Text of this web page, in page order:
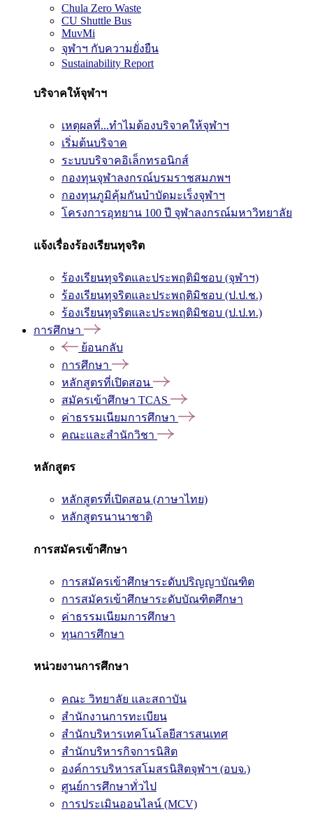
Chula Zero Waste
CU Shuttle Bus
MuvMi
จุฬาฯ กับความยั่งยืน
Sustainability Report
บริจาคให้จุฬาฯ
เหตุผลที่...ทำไมต้องบริจาคให้จุฬาฯ
เริ่มต้นบริจาค
ระบบบริจาคอิเล็กทรอนิกส์
กองทุนจุฬาลงกรณ์บรมราชสมภพฯ
กองทุนภูมิคุ้มกันบำบัดมะเร็งจุฬาฯ
โครงการอุทยาน 100 ปี จุฬาลงกรณ์มหาวิทยาลัย
แจ้งเรื่องร้องเรียนทุจริต
ร้องเรียนทุจริตและประพฤติมิชอบ (จุฬาฯ)
ร้องเรียนทุจริตและประพฤติมิชอบ (ป.ป.ช.)
ร้องเรียนทุจริตและประพฤติมิชอบ (ป.ป.ท.)
การศึกษา
ย้อนกลับ
การศึกษา
หลักสูตรที่เปิดสอน
สมัครเข้าศึกษา TCAS
ค่าธรรมเนียมการศึกษา
คณะและสำนักวิชา
หลักสูตร
หลักสูตรที่เปิดสอน (ภาษาไทย)
หลักสูตรนานาชาติ
การสมัครเข้าศึกษา
การสมัครเข้าศึกษาระดับปริญญาบัณฑิต
การสมัครเข้าศึกษาระดับบัณฑิตศึกษา
ค่าธรรมเนียมการศึกษา
ทุนการศึกษา
หน่วยงานการศึกษา
คณะ วิทยาลัย และสถาบัน
สำนักงานการทะเบียน
สำนักบริหารเทคโนโลยีสารสนเทศ
สำนักบริหารกิจการนิสิต
องค์การบริหารสโมสรนิสิตจุฬาฯ (อบจ.)
ศูนย์การศึกษาทั่วไป
การประเมินออนไลน์ (MCV)